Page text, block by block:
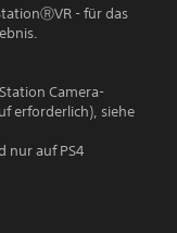
- für das
Camera-
erforderlich), siehe
nur auf PS4